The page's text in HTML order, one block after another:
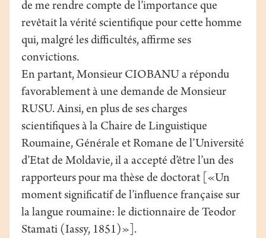
de me rendre compte de l’importance que
revêtait la vérité scientifique pour cette homme
qui, malgré les difficultés, affirme ses
convictions.
En partant, Monsieur CIOBANU a répondu
favorablement à une demande de Monsieur
RUSU. Ainsi, en plus de ses charges
scientifiques à la Chaire de Linguistique
Roumaine, Générale et Romane de l’Université
d’Etat de Moldavie, il a accepté d’être l’un des
rapporteurs pour ma thèse de doctorat [«Un
moment significatif de l’influence française sur
la langue roumaine: le dictionnaire de Teodor
Stamati (Iassy, 1851)»].